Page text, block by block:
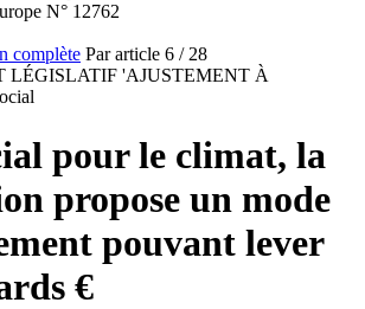
N° 12762
complète Par article 6 / 28
LÉGISLATIF 'AJUSTEMENT À
pour le climat, la
propose un mode
pouvant lever
€